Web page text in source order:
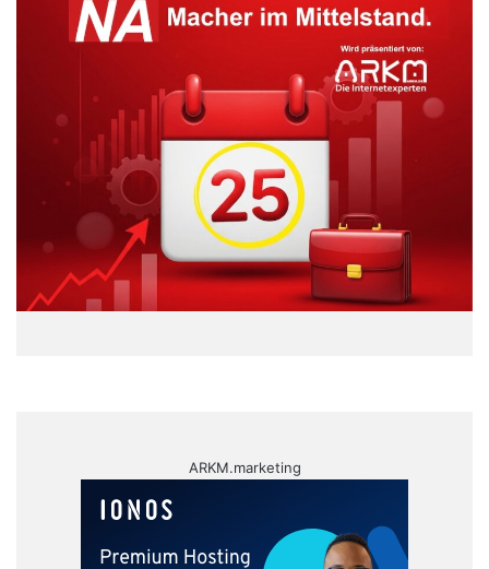
ARKM.marketing